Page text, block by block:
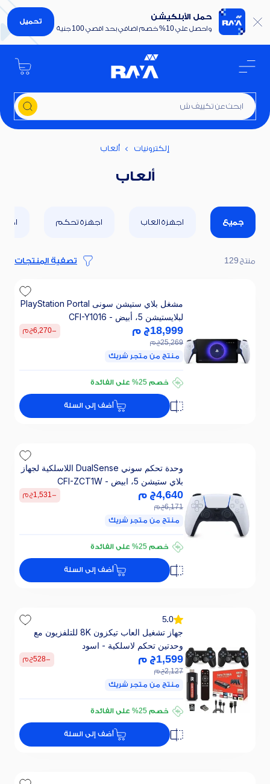
حمل الأبلكيشن
واحصل علي 10% خصم اضافي بحد اقصي 100 جنية
تحميل
ابحث عن تكييف شارب 1.5 حصان
إلكترونيات ألعاب
ألعاب
جميع اجهزة العاب اجهزة تحكم
منتج 129 تصفية المنتجات
مشغل بلاي ستيشن سونى PlayStation Portal
لبلايستيشن 5، أبيض - CFI-Y1016
18,999ج م
25,269ج م
-
6,270ج م
منتج من متجر شريك
خصم 25% على الفائدة
تقسيطي 1267 ج.م/ 24 ش
أضف إلى السلة
وحدة تحكم سوني DualSense اللاسلكية لجهاز
بلاي ستيشن 5، ابيض - CFI-ZCT1W
4,640ج م
6,171ج م
-
1,531ج م
منتج من متجر شريك
خصم 25% على الفائدة
تقسيطي 309 ج.م/ 24 ش
أضف إلى السلة
5.0
جهاز تشغيل العاب تيكزون 8K للتلفزيون مع
وحدتين تحكم لاسلكية - اسود
1,599ج م
2,127ج م
-
528ج م
منتج من متجر شريك
خصم 25% على الفائدة
تقسيطي 107 ج.م/ 24 ش
أضف إلى السلة